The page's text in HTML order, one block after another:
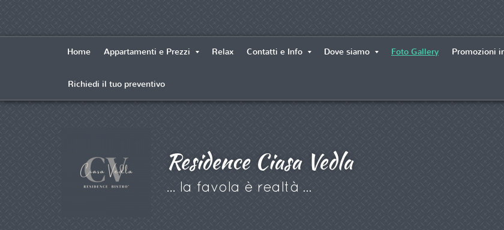
Home Appartamenti e Prezzi Relax Contatti e Info Dove siamo Foto Gallery Promozioni
Richiedi il tuo preventivo
Residence Ciasa Vedla
... la favola è realtà ...